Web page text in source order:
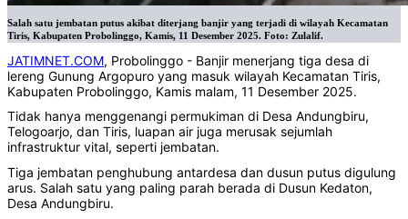
Salah satu jembatan putus akibat diterjang banjir yang terjadi di wilayah Kecamatan
Tiris, Kabupaten Probolinggo, Kamis, 11 Desember 2025. Foto: Zulalif.
JATIMNET.COM, Probolinggo - Banjir menerjang tiga desa di
lereng Gunung Argopuro yang masuk wilayah Kecamatan Tiris,
Kabupaten Probolinggo, Kamis malam, 11 Desember 2025.
Tidak hanya menggenangi permukiman di Desa Andungbiru,
Telogoarjo, dan Tiris, luapan air juga merusak sejumlah
infrastruktur vital, seperti jembatan.
‎Tiga jembatan penghubung antardesa dan dusun putus digulung
arus. Salah satu yang paling parah berada di Dusun Kedaton,
Desa Andungbiru.